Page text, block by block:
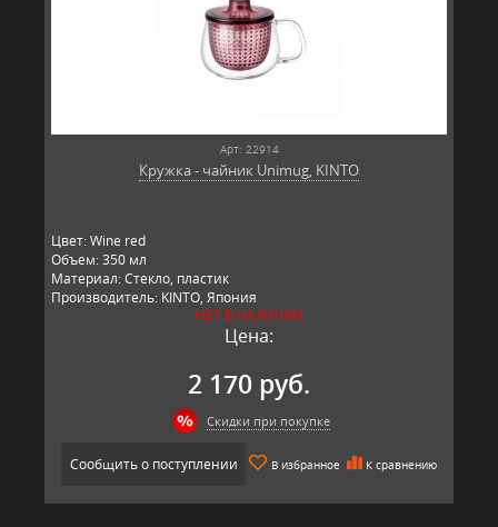
Арт: 22914
Кружка - чайник Unimug, KINTO
Цвет: Wine red
Объем: 350 мл
Материал: Стекло, пластик
Производитель: KINTO, Япония
НЕТ В НАЛИЧИИ
Цена:
2 170 руб.
Скидки при покупке
Сообщить о поступлении В избранное К сравнению